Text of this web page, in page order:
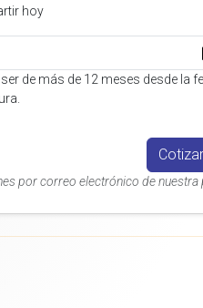
hoy
de más de 12 meses desde la
Cotizar
por correo electrónico de nuestra